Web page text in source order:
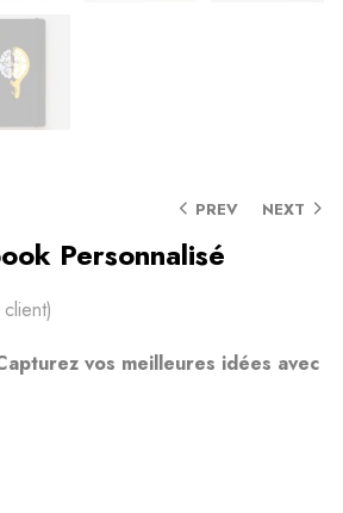
PREV NEXT
Personnalisé
vos meilleures idées avec